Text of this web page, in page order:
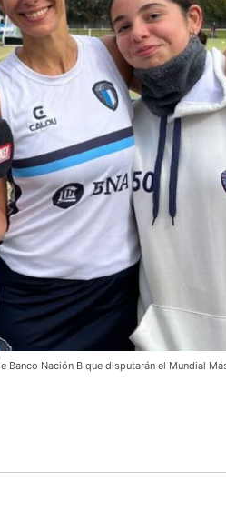
Banco Nación B que disputarán el Mundial